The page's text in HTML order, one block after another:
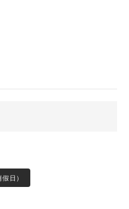
日）